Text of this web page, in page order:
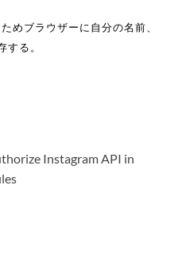
めブラウザーに自分の名前、
る。
Instagram API in